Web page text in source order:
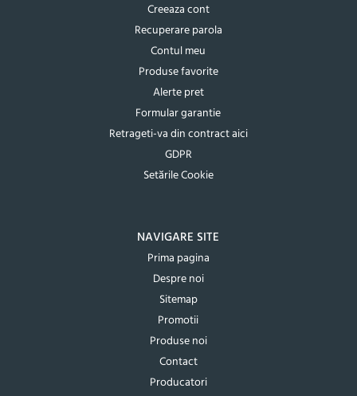
Creeaza cont
Recuperare parola
Contul meu
Produse favorite
Alerte pret
Formular garantie
Retrageti-va din contract aici
GDPR
Setările Cookie
NAVIGARE SITE
Prima pagina
Despre noi
Sitemap
Promotii
Produse noi
Contact
Producatori